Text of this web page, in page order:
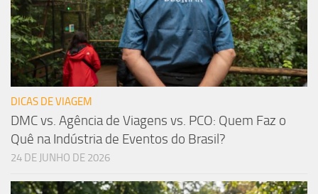
DICAS DE VIAGEM
DMC vs. Agência de Viagens vs. PCO: Quem Faz o
Quê na Indústria de Eventos do Brasil?
24 DE JUNHO DE 2026